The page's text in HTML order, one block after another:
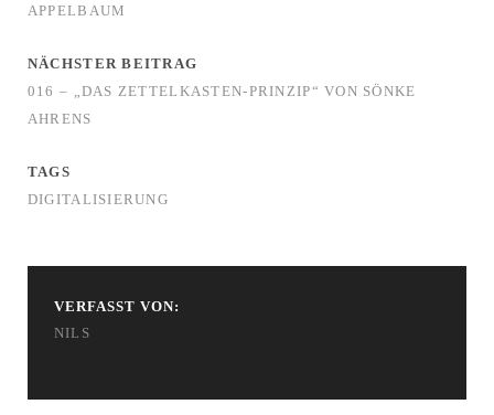
APPELBAUM
NÄCHSTER BEITRAG
016 – „DAS ZETTELKASTEN-PRINZIP“ VON SÖNKE
AHRENS
TAGS
DIGITALISIERUNG
VERFASST VON:
NILS